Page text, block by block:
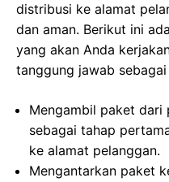
distribusi ke alamat
dan aman. Berikut ini
yang akan Anda
tanggung jawab
Mengambil paket dari
sebagai tahap
ke alamat pelanggan.
Mengantarkan paket